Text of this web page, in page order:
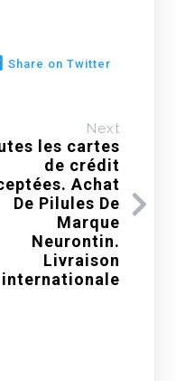
Share on Twitter
Next
les cartes
de crédit
Achat
De Pilules De
Marque
Neurontin.
Livraison
internationale